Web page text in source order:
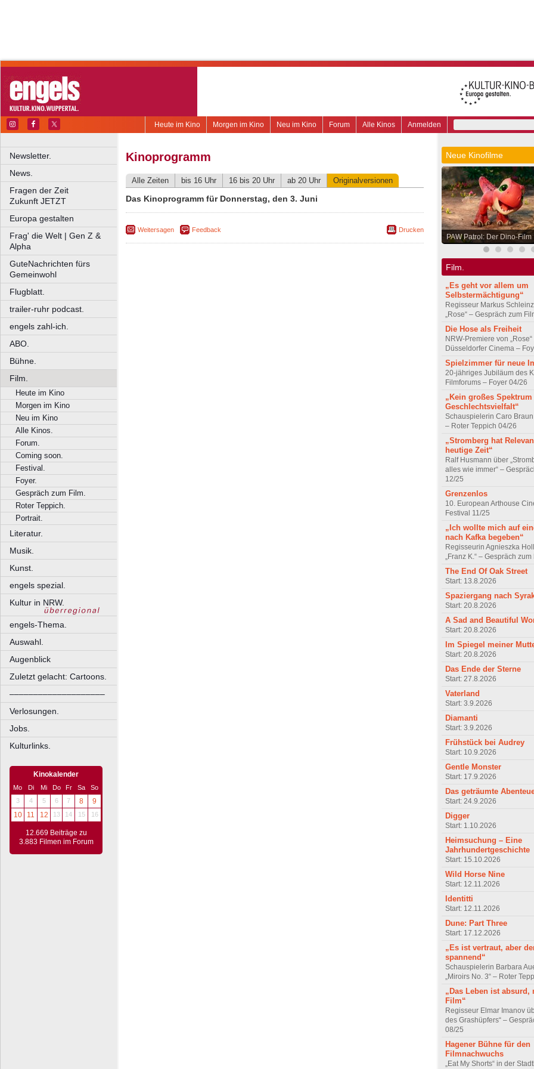
Anmelden
Alle Kinos
Forum
Neu im Kino
Morgen im Kino
Heute im Kino
Newsletter.
News.
Fragen der Zeit
Zukunft JETZT
Europa gestalten
Frag' die Welt | Gen Z &
Alpha
GuteNachrichten fürs
Gemeinwohl
Flugblatt.
trailer-ruhr podcast.
engels zahl-ich.
ABO.
Bühne.
Film.
Heute im Kino
Morgen im Kino
Neu im Kino
Alle Kinos.
Forum.
Coming soon.
Festival.
Foyer.
Gespräch zum Film.
Roter Teppich.
Portrait.
Literatur.
Musik.
Kunst.
engels spezial.
Kultur in NRW.
engels-Thema.
Auswahl.
Augenblick
Zuletzt gelacht: Cartoons.
––––––––––––––––––––
Verlosungen.
Jobs.
Kulturlinks.
Kinokalender
Mo Di Mi Do Fr Sa
So
3
4 5 6 7 8
9
10
11 12 13 14 15 16
12.669 Beiträge zu
3.883 Filmen im Forum
Kinoprogramm
Alle Zeiten bis 16 Uhr 16 bis 20 Uhr ab 20 Uhr Originalversionen
Das Kinoprogramm für Donnerstag, den 3. Juni
Weitersagen Feedback Drucken
Neue Kinofilme
PAW Patrol: Der Dino-Film
Film.
„Es geht vor allem um
Selbstermächtigung“
Regisseur Markus
„Rose“ – Gespräch zum
Die Hose als Freiheit
NRW-Premiere von „Rose“
Düsseldorfer Cinema –
Spielzimmer für neue
20-jähriges Jubiläum des
Filmforums – Foyer 04/26
„Kein großes Spektrum
Geschlechtsvielfalt“
Schauspielerin Caro Braun
– Roter Teppich 04/26
„Stromberg hat
heutige Zeit“
Ralf Husmann über
alles wie immer“ –
12/25
Grenzenlos
10. European Arthouse
Festival 11/25
„Ich wollte mich auf
nach Kafka begeben“
Regisseurin Agnieszka
„Franz K.“ – Gespräch
The End Of Oak Street
Start: 13.8.2026
Spaziergang nach
Start: 20.8.2026
A Sad and Beautiful
Start: 20.8.2026
Im Spiegel meiner
Start: 20.8.2026
Das Ende der Sterne
Start: 27.8.2026
Vaterland
Start: 3.9.2026
Diamanti
Start: 3.9.2026
Frühstück bei Audrey
Start: 10.9.2026
Gentle Monster
Start: 17.9.2026
Das geträumte
Start: 24.9.2026
Digger
Start: 1.10.2026
Heimsuchung – Eine
Jahrhundertgeschichte
Start: 15.10.2026
Wild Horse Nine
Start: 12.11.2026
Identitti
Start: 12.11.2026
Dune: Part Three
Start: 17.12.2026
„Es ist vertraut, aber
spannend“
Schauspielerin Barbara
„Miroirs No. 3“ – Roter
„Das Leben ist absurd,
Film“
Regisseur Elmar Imanov
des Grashüpfers“ –
08/25
Hagener Bühne für den
Filmnachwuchs
„Eat My Shorts“ in der